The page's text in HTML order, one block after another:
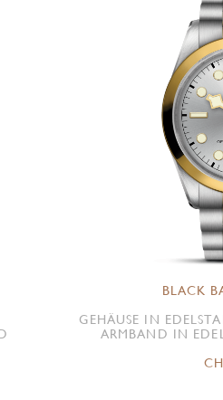
BLACK
GEHÄUSE IN
ARMBAND IN